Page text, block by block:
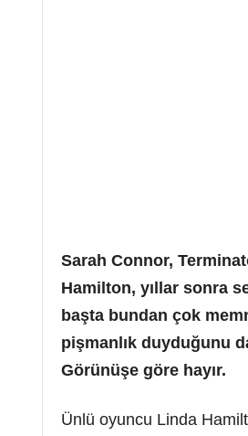
Sarah Connor,
Hamilton, yıllar sonra
başta bundan çok
pişmanlık duyduğunu
Görünüşe göre hayır.
Ünlü oyuncu Linda